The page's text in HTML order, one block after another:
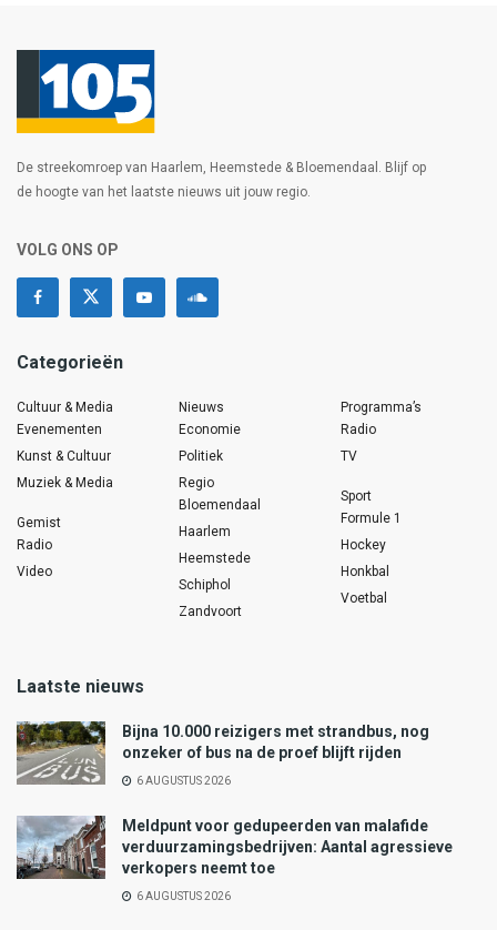
De streekomroep van Haarlem, Heemstede & Bloemendaal. Blijf op
de hoogte van het laatste nieuws uit jouw regio.
VOLG ONS OP
Categorieën
Cultuur & Media
Evenementen
Kunst & Cultuur
Muziek & Media
Gemist
Radio
Video
Nieuws
Economie
Politiek
Regio
Bloemendaal
Haarlem
Heemstede
Schiphol
Zandvoort
Programma’s
Radio
TV
Sport
Formule 1
Hockey
Honkbal
Voetbal
Laatste nieuws
Bijna 10.000 reizigers met strandbus, nog
onzeker of bus na de proef blijft rijden
6 AUGUSTUS 2026
Meldpunt voor gedupeerden van malafide
verduurzamingsbedrijven: Aantal agressieve
verkopers neemt toe
6 AUGUSTUS 2026